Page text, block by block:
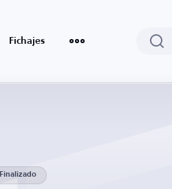
Fichajes
Finalizado